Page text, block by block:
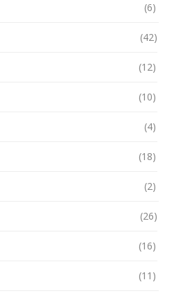
(6)
(42)
(12)
(10)
(4)
(18)
(2)
(26)
(16)
(11)